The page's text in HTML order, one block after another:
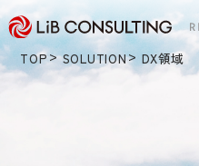
TOP SOLUTION DX領域